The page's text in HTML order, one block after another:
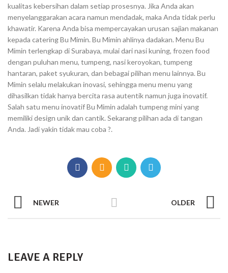
kualitas kebersihan dalam setiap prosesnya. Jika Anda akan
menyelanggarakan acara namun mendadak, maka Anda tidak perlu
khawatir. Karena Anda bisa mempercayakan urusan sajian makanan
kepada catering Bu Mimin. Bu Mimin ahlinya dadakan. Menu Bu
Mimin terlengkap di Surabaya, mulai dari nasi kuning, frozen food
dengan puluhan menu, tumpeng, nasi keroyokan, tumpeng
hantaran, paket syukuran, dan bebagai pilihan menu lainnya. Bu
Mimin selalu melakukan inovasi, sehingga menu menu yang
dihasilkan tidak hanya bercita rasa autentik namun juga inovatif.
Salah satu menu inovatif Bu Mimin adalah tumpeng mini yang
memiliki design unik dan cantik. Sekarang pilihan ada di tangan
Anda. Jadi yakin tidak mau coba ?.
NEWER OLDER
LEAVE A REPLY